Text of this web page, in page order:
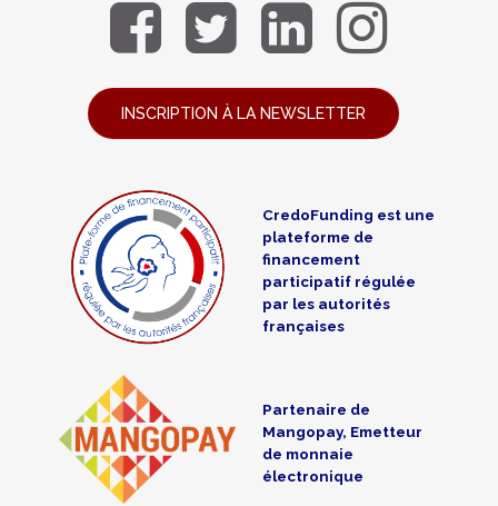
INSCRIPTION À LA NEWSLETTER
CredoFunding est une
plateforme de
financement
participatif régulée
par les autorités
françaises
Partenaire de
Mangopay, Emetteur
de monnaie
électronique